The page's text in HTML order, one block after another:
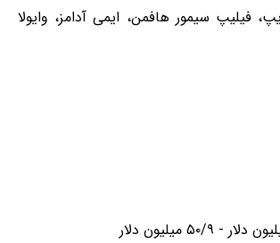
فیلیپ سیمور هافمن، ایمی آدامز، وایولا